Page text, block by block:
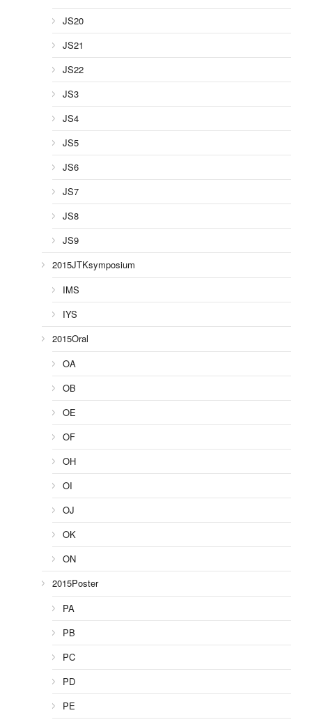
JS20
JS21
JS22
JS3
JS4
JS5
JS6
JS7
JS8
JS9
2015JTKsymposium
IMS
IYS
2015Oral
OA
OB
OE
OF
OH
OI
OJ
OK
ON
2015Poster
PA
PB
PC
PD
PE